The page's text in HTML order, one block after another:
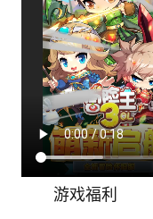
游戏福利